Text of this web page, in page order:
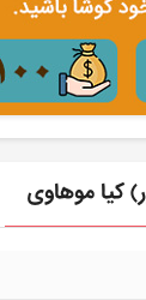
کیا موهاوی